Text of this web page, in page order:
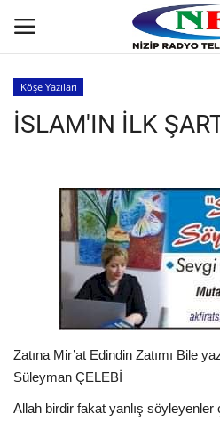
Ana
Ekonomi
Yaşam
Köşe Yazıları
İSLAM'IN İLK
Zatına Mir’at Edindin Zatımı Bile
Süleyman ÇELEBİ
Allah birdir fakat yanlış